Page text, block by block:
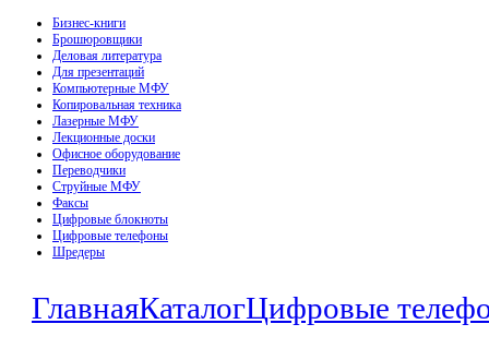
Бизнес-книги
Брошюровщики
Деловая литература
Для презентаций
Компьютерные МФУ
Копировальная техника
Лазерные МФУ
Лекционные доски
Офисное оборудование
Переводчики
Струйные МФУ
Факсы
Цифровые блокноты
Цифровые телефоны
Шредеры
ГлавнаяКаталогЦифровые